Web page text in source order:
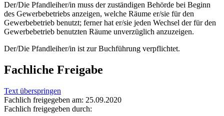
Der/Die Pfandleiher/in muss der zuständigen Behörde bei Beginn
des Gewerbebetriebs anzeigen, welche Räume er/sie für den
Gewerbebetrieb benutzt; ferner hat er/sie jeden Wechsel der für den
Gewerbebetrieb benutzten Räume unverzüglich anzuzeigen.
Der/Die Pfandleiher/in ist zur Buchführung verpflichtet.
Fachliche Freigabe
Text überspringen
Fachlich freigegeben am: 25.09.2020
Fachlich freigegeben durch: